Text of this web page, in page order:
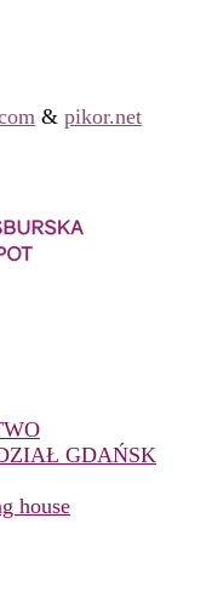
& pikor.net
GDAŃSK
house